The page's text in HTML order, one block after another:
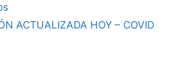
ACTUALIZADA HOY – COVID